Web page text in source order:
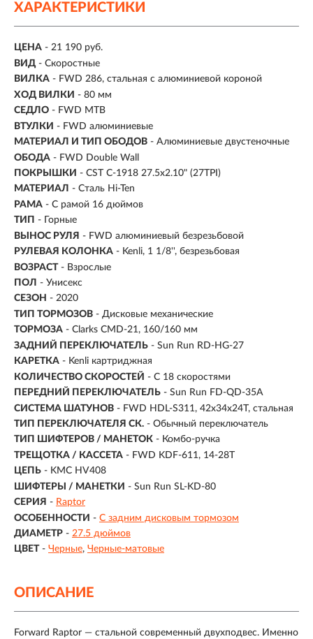
ХАРАКТЕРИСТИКИ
ЦЕНА - 21 190 руб.
ВИД - Скоростные
ВИЛКА - FWD 286, стальная с алюминиевой короной
ХОД ВИЛКИ - 80 мм
СЕДЛО - FWD MTB
ВТУЛКИ - FWD алюминиевые
МАТЕРИАЛ И ТИП ОБОДОВ - Алюминиевые двустеночные
ОБОДА - FWD Double Wall
ПОКРЫШКИ - CST C-1918 27.5x2.10" (27TPI)
МАТЕРИАЛ - Сталь Hi-Ten
РАМА - С рамой 16 дюймов
ТИП -
Горные
ВЫНОС РУЛЯ - FWD алюминиевый безрезьбовой
РУЛЕВАЯ КОЛОНКА - Kenli, 1 1/8'', безрезьбовая
ВОЗРАСТ - Взрослые
ПОЛ - Унисекс
СЕЗОН - 2020
ТИП ТОРМОЗОВ - Дисковые механические
ТОРМОЗА - Clarks CMD-21, 160/160 мм
ЗАДНИЙ ПЕРЕКЛЮЧАТЕЛЬ - Sun Run RD-HG-27
КАРЕТКА - Kenli картриджная
КОЛИЧЕСТВО СКОРОСТЕЙ - С 18 скоростями
ПЕРЕДНИЙ ПЕРЕКЛЮЧАТЕЛЬ - Sun Run FD-QD-35A
СИСТЕМА ШАТУНОВ - FWD HDL-S311, 42x34x24T, стальная
ТИП ПЕРЕКЛЮЧАТЕЛЯ СК. - Обычный переключатель
ТИП ШИФТЕРОВ / МАНЕТОК - Комбо-ручка
ТРЕЩОТКА / КАССЕТА - FWD KDF-611, 14-28T
ЦЕПЬ - KMC HV408
ШИФТЕРЫ / МАНЕТКИ - Sun Run SL-KD-80
СЕРИЯ - Raptor
ОСОБЕННОСТИ - С задним дисковым тормозом
ДИАМЕТР - 27.5 дюймов
ЦВЕТ - Черные Черные-матовые
ОПИСАНИЕ
Forward Raptor — стальной современный двухподвес. Именно